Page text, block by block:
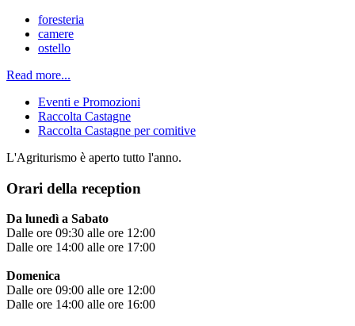
foresteria
camere
ostello
Read more...
Eventi e Promozioni
Raccolta Castagne
Raccolta Castagne per comitive
L'Agriturismo è aperto tutto l'anno.
Orari della reception
Da lunedì a Sabato
Dalle ore 09:30 alle ore 12:00
Dalle ore 14:00 alle ore 17:00
Domenica
Dalle ore 09:00 alle ore 12:00
Dalle ore 14:00 alle ore 16:00